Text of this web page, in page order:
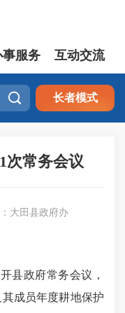
事服务 互动交流
 长者模式
次常务会议
大田县政府办
政府常务会议，
成员年度耕地保护